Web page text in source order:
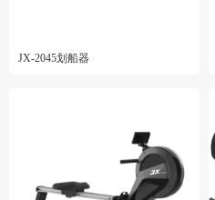
JX-2045划船器